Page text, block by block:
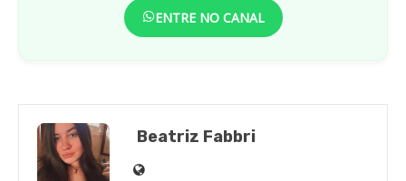
ENTRE NO CANAL
Beatriz Fabbri
Site